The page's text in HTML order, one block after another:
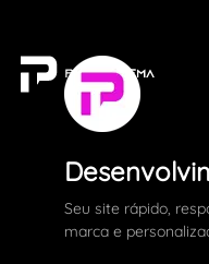
Seu site rápido,
marca e